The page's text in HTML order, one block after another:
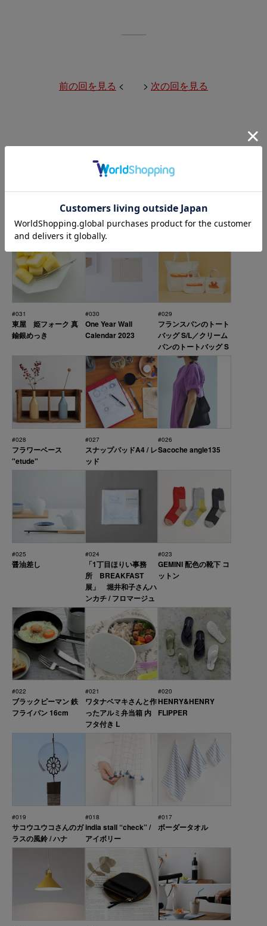
前の回を見る < > 次の回を見る
Back Number／これ DO ですか？
#031
東屋 姫フォーク 真
鍮銀めっき
#030
One Year Wall
Calendar 2023
#029
フランスパンのトート
バッグ S/L／クリーム
パンのトートバッグ S
#028
フラワーベース
"etude"
#027
スナップパッドA4 / レ
ッド
#026
Sacoche angle135
#025
醤油差し
#024
「1丁目ほりい事務
所 BREAKFAST
展」 堀井和子さんハ
ンカチ / フロマージュ
#023
GEMINI 配色の靴下 コ
ットン
#022
ブラックピーマン 鉄
フライパン 16cm
#021
ワタナベマキさんと作
ったアルミ弁当箱 内
フタ付き L
#020
HENRY&HENRY
FLIPPER
#019
サコウユウコさんのガ
ラスの風鈴 / ハナ
#018
india stall “check” /
アイボリー
#017
ボーダータオル